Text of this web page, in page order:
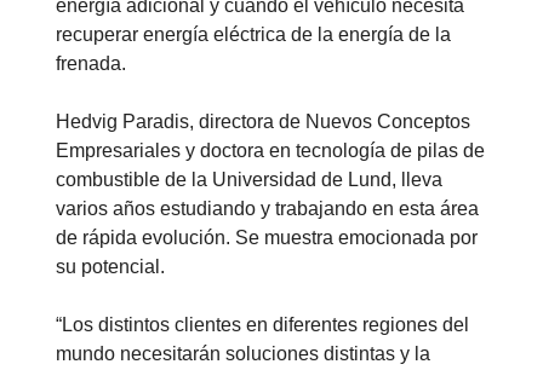
energía adicional y cuando el vehículo necesita
recuperar energía eléctrica de la energía de la
frenada.
Hedvig Paradis, directora de Nuevos Conceptos
Empresariales y doctora en tecnología de pilas de
combustible de la Universidad de Lund, lleva
varios años estudiando y trabajando en esta área
de rápida evolución. Se muestra emocionada por
su potencial.
“Los distintos clientes en diferentes regiones del
mundo necesitarán soluciones distintas y la